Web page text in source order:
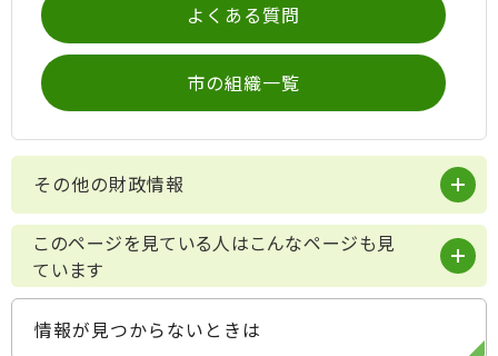
よくある質問
市の組織一覧
その他の財政情報
このページを見ている人はこんなページも見
ています
情報が見つからないときは